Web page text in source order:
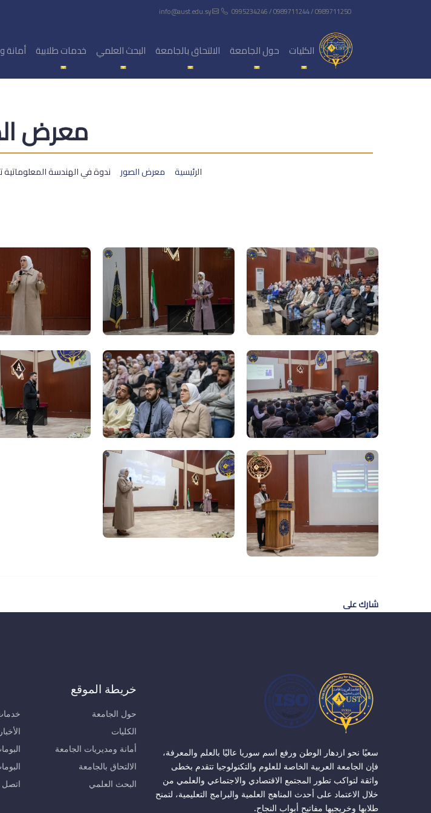
0995234246 / 0989711244 / 0989711250
الكليات حول الجامعة الالتحاق بالجامعة البحث العلمي خدمات طلابية أمانة
معرض
الرئيسية معرض الصور ندوة في الهندسة
شارك على
سعيًا نحو ازدهار الوطن ورفع اسم سوريا عاليًا بالعلم والمعرفة،
فإن الجامعة العربية الخاصة للعلوم والتكنولوجيا تتقدم بخطى
واثقة لتواكب تطور المجتمع الاقتصادي والاجتماعي والعلمي من
خلال الاعتماد على أحدث المناهج العلمية والبرامج التعليمية، لتمنح
طلابها وخريجيها مفاتيح أبواب النجاح.
خريطة الموقع
حول الجامعة
الكليات
أمانة ومديريات الجامعة
الالتحاق بالجامعة
البحث العلمي
الأخبار
اتصل